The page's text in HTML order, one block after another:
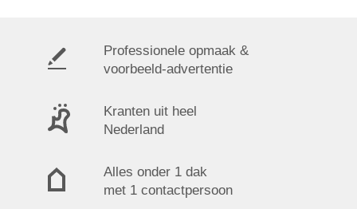
Professionele opmaak &
voorbeeld-advertentie
Kranten uit heel
Nederland
Alles onder 1 dak
met 1 contactpersoon